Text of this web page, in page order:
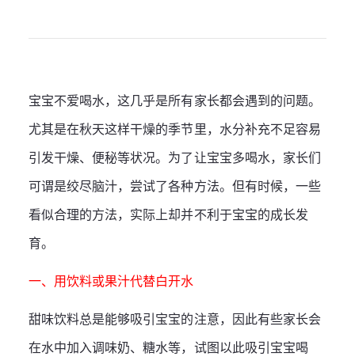
宝宝不爱喝水，这几乎是所有家长都会遇到的问题。
尤其是在秋天这样干燥的季节里，水分补充不足容易
引发干燥、便秘等状况。为了让宝宝多喝水，家长们
可谓是绞尽脑汁，尝试了各种方法。但有时候，一些
看似合理的方法，实际上却并不利于宝宝的成长发
育。
一、用饮料或果汁代替白开水
甜味饮料总是能够吸引宝宝的注意，因此有些家长会
在水中加入调味奶、糖水等，试图以此吸引宝宝喝